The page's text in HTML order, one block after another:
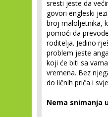
sresti jeste da
govori engleski
broj maloljetnika,
pomoći da
roditelja. Jedino
problem jeste
koji će biti sa
vremena. Bez
do ličnih priča i
Nema snimanja